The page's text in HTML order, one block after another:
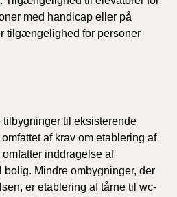
med handicap eller på
tilgængelighed for personer
til eksisterende
af krav om etablering af
inddragelse af
Mindre ombygninger, der
er etablering af tårne til wc-